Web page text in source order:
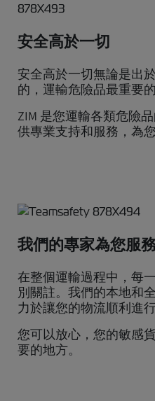
安全高於一切
安全高於一切無論是出
的，運輸危險品最重要
ZIM 是您運輸各類危險
供專業支持和服務，為您
我們的專家為您服
在整個運輸過程中，每
別關註。我們的本地和
力於讓您的物流順利進行
您可以放心，您的敏感
要的地方。